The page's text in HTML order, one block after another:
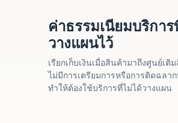
ค่าธรรมเนียมบริกา
วางแผนไว้
เรียกเก็บเงินเมื่อสินค้ามาถึงศูนย์เติ
ไม่มีการเตรียมการหรือการติดฉลา
ทำให้ต้องใช้บริการที่ไม่ได้วางแผน